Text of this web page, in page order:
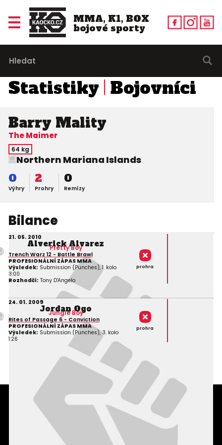
MMA, K1, BOX
bojové sporty
Statistiky Bojovníci
Barry Mality
The Maimer
64 kg
Northern Mariana Islands
Výhry
0
Prohry
2
Remízy
0
Bilance
21. 05. 2010
Alverick Alvarez
Pretty Boy
Trench Warz 12 - Battle Brawl
PROFESIONÁLNÍ ZÁPAS MMA
Výsledek: Submission (Punches), 1. kolo
3:00
Rozhodčí: Tony D'Angelo
prohra
24. 01. 2009
Jordan Ogo
Jungle Boy
Rites of Passage 6 - Conviction
PROFESIONÁLNÍ ZÁPAS MMA
Výsledek: Submission (Punches), 3. kolo
1:26
prohra
Podmínky užití webového rozhraní
Souhlas s používáním osobních údajů
Statistiky